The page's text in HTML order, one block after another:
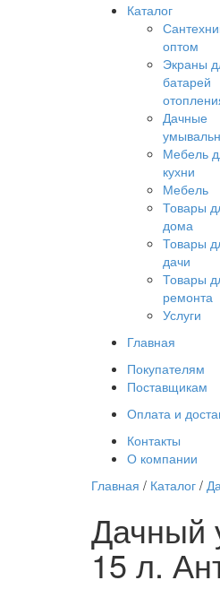
Каталог
оптом
Экраны
батарей
Дачные
Мебель
кухни
Мебель
Товары
дома
Товары
дачи
Товары
ремонта
Услуги
Главная
Покупателям
Поставщикам
Оплата и
Контакты
О компании
Главная / Каталог /
Дачный
15 л.